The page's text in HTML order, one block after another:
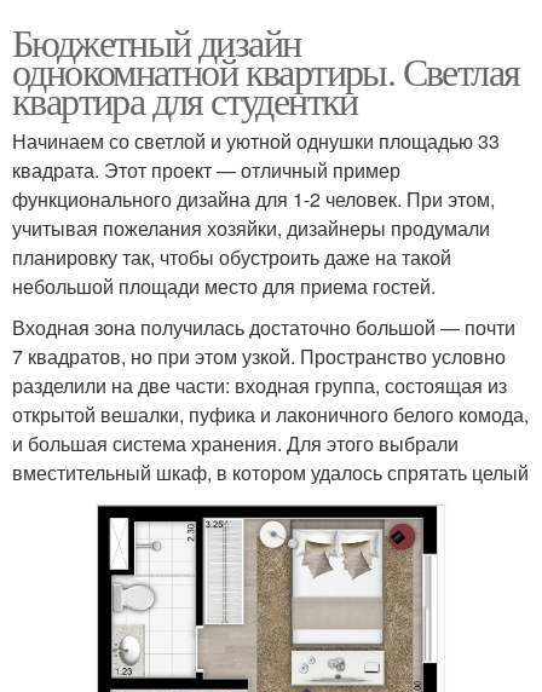
Бюджетный дизайн
однокомнатной квартиры. Светлая
квартира для студентки
Начинаем со светлой и уютной однушки площадью 33
квадрата. Этот проект — отличный пример
функционального дизайна для 1-2 человек. При этом,
учитывая пожелания хозяйки, дизайнеры продумали
планировку так, чтобы обустроить даже на такой
небольшой площади место для приема гостей.
Входная зона получилась достаточно большой — почти
7 квадратов, но при этом узкой. Пространство условно
разделили на две части: входная группа, состоящая из
открытой вешалки, пуфика и лаконичного белого комода,
и большая система хранения. Для этого выбрали
вместительный шкаф, в котором удалось спрятать целый